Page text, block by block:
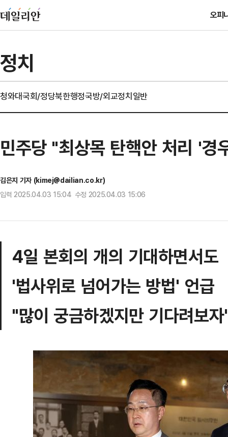
오피
정치
청와대국회/정당북한행정국방/외교정치일반
민주당 "최상목 탄핵안 처리 '
김은지 기자 (kimej@dailian.co.kr)
입력 2025.04.03 15:04 수정 2025.04.03 15:06
4일 본회의 개의 기대하면서도
'법사위로 넘어가는 방법' 언급
"많이 궁금하겠지만 기다려보